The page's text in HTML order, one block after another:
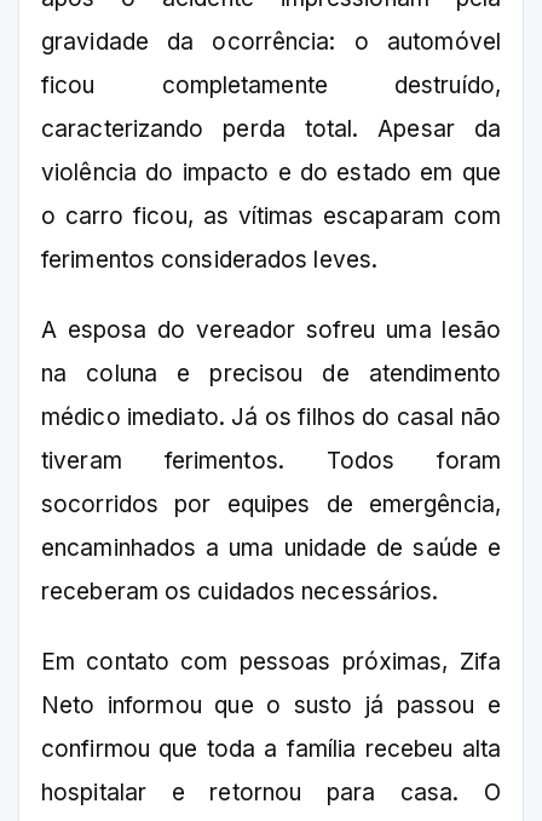
gravidade da ocorrência: o automóvel
ficou completamente destruído,
caracterizando perda total. Apesar da
violência do impacto e do estado em que
o carro ficou, as vítimas escaparam com
ferimentos considerados leves.
A esposa do vereador sofreu uma lesão
na coluna e precisou de atendimento
médico imediato. Já os filhos do casal não
tiveram ferimentos. Todos foram
socorridos por equipes de emergência,
encaminhados a uma unidade de saúde e
receberam os cuidados necessários.
Em contato com pessoas próximas, Zifa
Neto informou que o susto já passou e
confirmou que toda a família recebeu alta
hospitalar e retornou para casa. O